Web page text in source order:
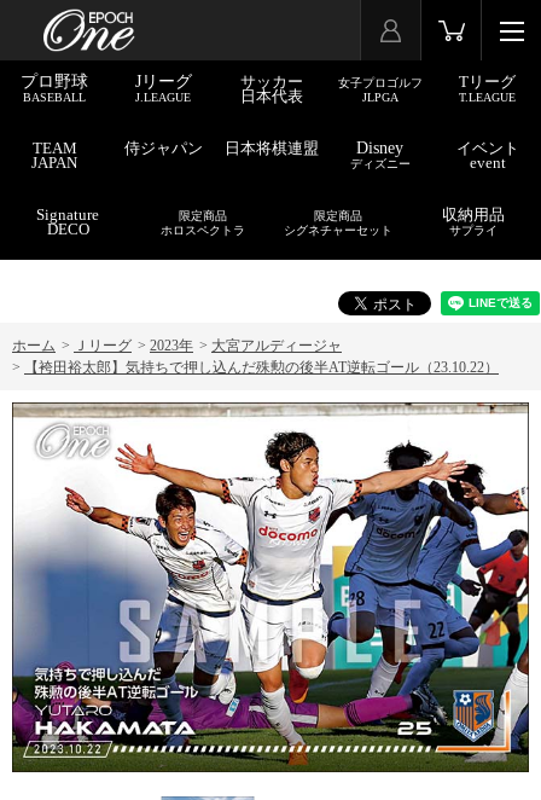
プロ野球
BASEBALL
Jリーグ
J.LEAGUE
サッカー
日本代表
女子プロゴルフ
JLPGA
Tリーグ
T.LEAGUE
TEAM
JAPAN
侍ジャパン 日本将棋連盟 Disney
ディズニー
イベント
event
Signature
DECO
限定商品
ホロスペクトラ
限定商品
シグネチャーセット
収納用品
サプライ
ホーム > Ｊリーグ > 2023年 > 大宮アルディージャ
>
【袴田裕太郎】気持ちで押し込んだ殊勲の後半AT逆転ゴール（23.10.22）